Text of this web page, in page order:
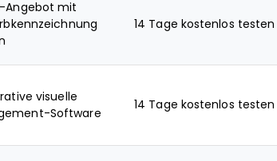
Angebot mit
14 Tage kostenlos testen
visuelle
Software
14 Tage kostenlos testen